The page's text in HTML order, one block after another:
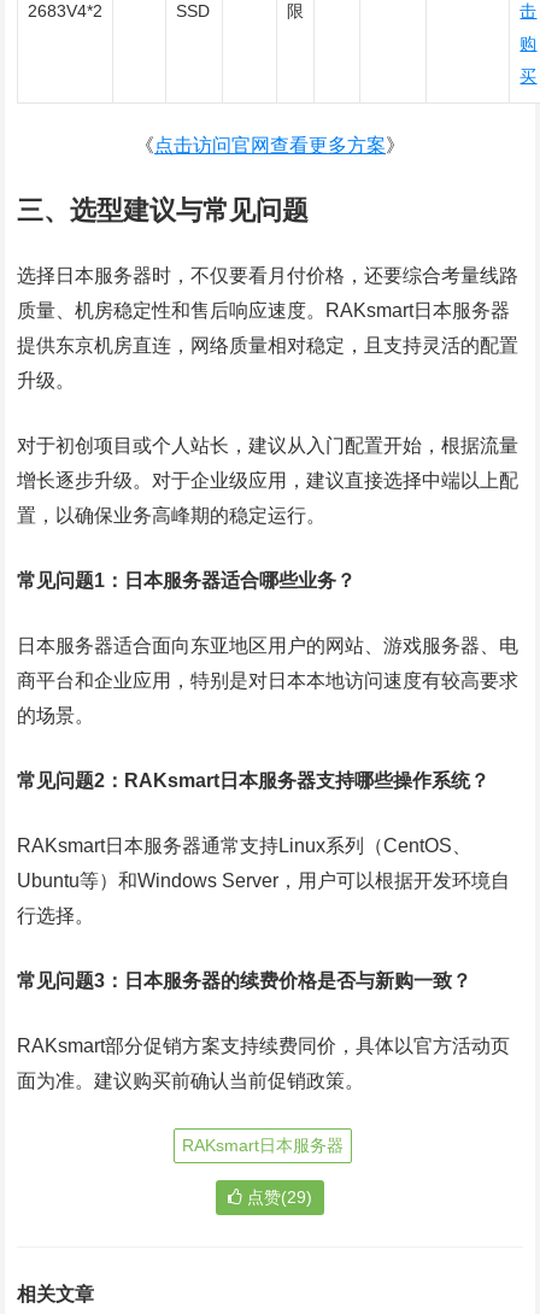
2683V4*2
SSD
限
击
购
买
《点击访问官网查看更多方案》
三、选型建议与常见问题
选择日本服务器时，不仅要看月付价格，还要综合考量线路
质量、机房稳定性和售后响应速度。RAKsmart日本服务器
提供东京机房直连，网络质量相对稳定，且支持灵活的配置
升级。
对于初创项目或个人站长，建议从入门配置开始，根据流量
增长逐步升级。对于企业级应用，建议直接选择中端以上配
置，以确保业务高峰期的稳定运行。
常见问题1：日本服务器适合哪些业务？
日本服务器适合面向东亚地区用户的网站、游戏服务器、电
商平台和企业应用，特别是对日本本地访问速度有较高要求
的场景。
常见问题2：RAKsmart日本服务器支持哪些操作系统？
RAKsmart日本服务器通常支持Linux系列（CentOS、
Ubuntu等）和Windows Server，用户可以根据开发环境自
行选择。
常见问题3：日本服务器的续费价格是否与新购一致？
RAKsmart部分促销方案支持续费同价，具体以官方活动页
面为准。建议购买前确认当前促销政策。
RAKsmart日本服务器
点赞(29)
相关文章